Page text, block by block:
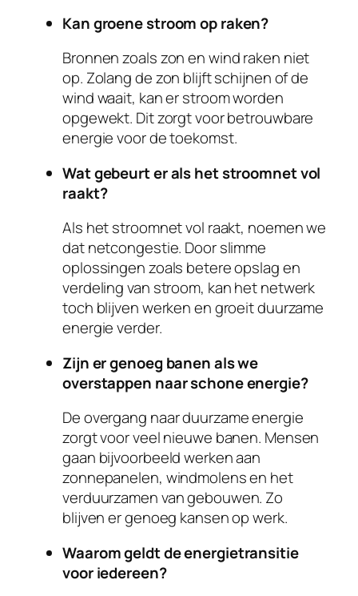
Kan groene stroom op raken?
Bronnen zoals zon en wind raken niet
op. Zolang de zon blijft schijnen of de
wind waait, kan er stroom worden
opgewekt. Dit zorgt voor betrouwbare
energie voor de toekomst.
Wat gebeurt er als het stroomnet vol
raakt?
Als het stroomnet vol raakt, noemen we
dat netcongestie. Door slimme
oplossingen zoals betere opslag en
verdeling van stroom, kan het netwerk
toch blijven werken en groeit duurzame
energie verder.
Zijn er genoeg banen als we
overstappen naar schone energie?
De overgang naar duurzame energie
zorgt voor veel nieuwe banen. Mensen
gaan bijvoorbeeld werken aan
zonnepanelen, windmolens en het
verduurzamen van gebouwen. Zo
blijven er genoeg kansen op werk.
Waarom geldt de energietransitie
voor iedereen?